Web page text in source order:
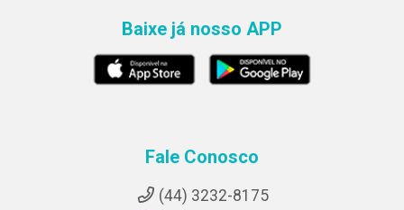
Baixe já nosso APP
Fale Conosco
(44) 3232-8175